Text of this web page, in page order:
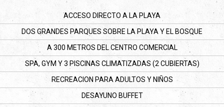
ACCESO DIRECTO A LA PLAYA
DOS GRANDES PARQUES SOBRE LA PLAYA Y EL BOSQUE
A 300 METROS DEL CENTRO COMERCIAL
SPA, GYM Y 3 PISCINAS CLIMATIZADAS (2 CUBIERTAS)
RECREACION PARA ADULTOS Y NIÑOS
DESAYUNO BUFFET